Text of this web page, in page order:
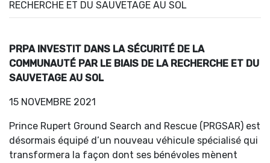
RECHERCHE ET DU SAUVETAGE AU SOL
PRPA INVESTIT DANS LA SÉCURITÉ DE LA
COMMUNAUTÉ PAR LE BIAIS DE LA RECHERCHE ET DU
SAUVETAGE AU SOL
15 NOVEMBRE 2021
Prince Rupert Ground Search and Rescue (PRGSAR) est
désormais équipé d’un nouveau véhicule spécialisé qui
transformera la façon dont ses bénévoles mènent